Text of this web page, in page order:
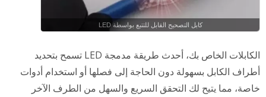
كابل التصحيح القابل للتتبع بواسطة LED
الكابلات الخاص بك، أحدث طريقة مدمجة LED تسمح بتحديد
أطراف الكابل بسهولة دون الحاجة إلى فصلها أو استخدام أدوات
خاصة، مما يتيح لك التحقق السريع والسهل من الطرف الآخر